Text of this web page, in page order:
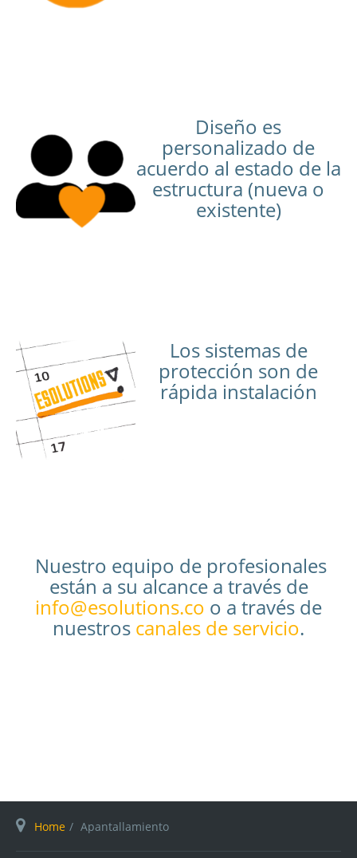
Diseño es
personalizado de
acuerdo al estado de la
estructura (nueva o
existente)
Los sistemas de
protección son de
rápida instalación
Nuestro equipo de profesionales
están a su alcance a través de
info@esolutions.co o a través de
nuestros canales de servicio.
Home Apantallamiento